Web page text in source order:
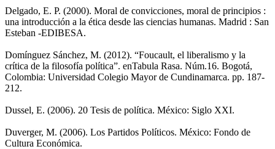
Delgado, E. P. (2000). Moral de convicciones, moral de principios :
una introducción a la ética desde las ciencias humanas. Madrid : San
Esteban -EDIBESA.
Domínguez Sánchez, M. (2012). “Foucault, el liberalismo y la
crítica de la filosofía política”. enTabula Rasa. Núm.16. Bogotá,
Colombia: Universidad Colegio Mayor de Cundinamarca. pp. 187-
212.
Dussel, E. (2006). 20 Tesis de política. México: Siglo XXI.
Duverger, M. (2006). Los Partidos Políticos. México: Fondo de
Cultura Económica.